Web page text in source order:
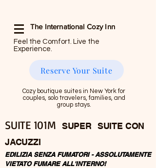
The International Cozy Inn
Feel the Comfort. Live the
Experience.
Reserve Your Suite
Cozy boutique suites in New York for
couples, solo travelers, families, and
group stays.
SUITE 101M SUPER
SUITE CON
JACUZZI
EDILIZIA SENZA FUMATORI - ASSOLUTAMENTE
VIETATO FUMARE ALL'INTERNO!